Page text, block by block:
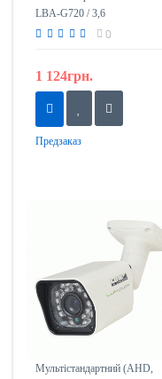
LBA-G720 / 3,6
0
1 124грн.
Предзаказ
Мультістандартний (AHD,